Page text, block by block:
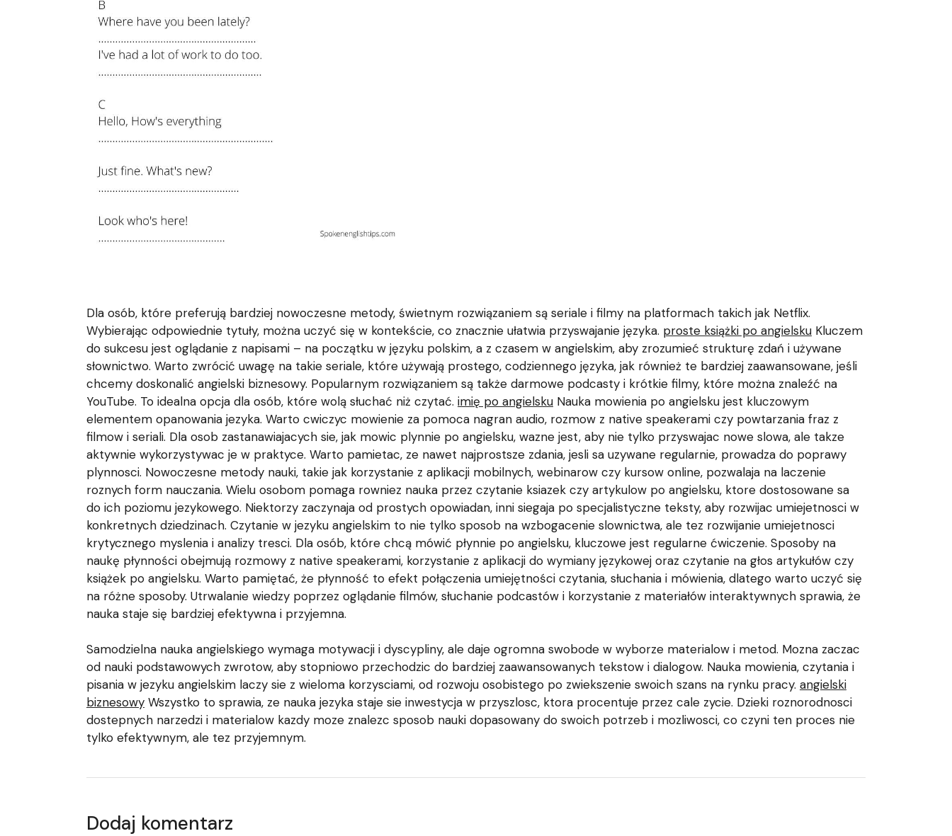
Dla osób, które preferują bardziej nowoczesne metody, świetnym rozwiązaniem są seriale i filmy na platformach takich jak Netflix.
Wybierając odpowiednie tytuły, można uczyć się w kontekście, co znacznie ułatwia przyswajanie języka. proste książki po angielsku Kluczem
do sukcesu jest oglądanie z napisami – na początku w języku polskim, a z czasem w angielskim, aby zrozumieć strukturę zdań i używane
słownictwo. Warto zwrócić uwagę na takie seriale, które używają prostego, codziennego języka, jak również te bardziej zaawansowane, jeśli
chcemy doskonalić angielski biznesowy. Popularnym rozwiązaniem są także darmowe podcasty i krótkie filmy, które można znaleźć na
YouTube. To idealna opcja dla osób, które wolą słuchać niż czytać. imię po angielsku Nauka mowienia po angielsku jest kluczowym
elementem opanowania jezyka. Warto cwiczyc mowienie za pomoca nagran audio, rozmow z native speakerami czy powtarzania fraz z
filmow i seriali. Dla osob zastanawiajacych sie, jak mowic plynnie po angielsku, wazne jest, aby nie tylko przyswajac nowe slowa, ale takze
aktywnie wykorzystywac je w praktyce. Warto pamietac, ze nawet najprostsze zdania, jesli sa uzywane regularnie, prowadza do poprawy
plynnosci. Nowoczesne metody nauki, takie jak korzystanie z aplikacji mobilnych, webinarow czy kursow online, pozwalaja na laczenie
roznych form nauczania. Wielu osobom pomaga rowniez nauka przez czytanie ksiazek czy artykulow po angielsku, ktore dostosowane sa
do ich poziomu jezykowego. Niektorzy zaczynaja od prostych opowiadan, inni siegaja po specjalistyczne teksty, aby rozwijac umiejetnosci w
konkretnych dziedzinach. Czytanie w jezyku angielskim to nie tylko sposob na wzbogacenie slownictwa, ale tez rozwijanie umiejetnosci
krytycznego myslenia i analizy tresci. Dla osób, które chcą mówić płynnie po angielsku, kluczowe jest regularne ćwiczenie. Sposoby na
naukę płynności obejmują rozmowy z native speakerami, korzystanie z aplikacji do wymiany językowej oraz czytanie na głos artykułów czy
książek po angielsku. Warto pamiętać, że płynność to efekt połączenia umiejętności czytania, słuchania i mówienia, dlatego warto uczyć się
na różne sposoby. Utrwalanie wiedzy poprzez oglądanie filmów, słuchanie podcastów i korzystanie z materiałów interaktywnych sprawia, że
nauka staje się bardziej efektywna i przyjemna.
Samodzielna nauka angielskiego wymaga motywacji i dyscypliny, ale daje ogromna swobode w wyborze materialow i metod. Mozna zaczac
od nauki podstawowych zwrotow, aby stopniowo przechodzic do bardziej zaawansowanych tekstow i dialogow. Nauka mowienia, czytania i
pisania w jezyku angielskim laczy sie z wieloma korzysciami, od rozwoju osobistego po zwiekszenie swoich szans na rynku pracy. angielski
biznesowy Wszystko to sprawia, ze nauka jezyka staje sie inwestycja w przyszlosc, ktora procentuje przez cale zycie. Dzieki roznorodnosci
dostepnych narzedzi i materialow kazdy moze znalezc sposob nauki dopasowany do swoich potrzeb i mozliwosci, co czyni ten proces nie
tylko efektywnym, ale tez przyjemnym.
Dodaj komentarz